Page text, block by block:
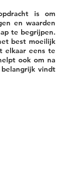
is om
en waarden
te begrijpen.
best moeilijk
elkaar eens te
ook om na
vindt